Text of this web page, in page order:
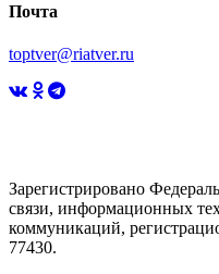
Почта
toptver@riatver.ru
Зарегистрировано
связи, информационных
коммуникаций,
77430.